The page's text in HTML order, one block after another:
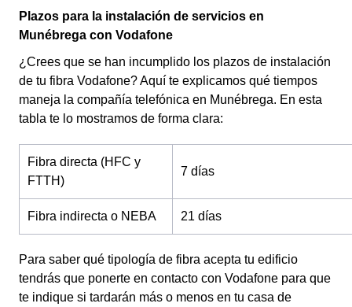
Plazos para la instalación de servicios en
Munébrega con Vodafone
¿Crees que se han incumplido los plazos de instalación
de tu fibra Vodafone? Aquí te explicamos qué tiempos
maneja la compañía telefónica en Munébrega. En esta
tabla te lo mostramos de forma clara:
Fibra directa (HFC y
FTTH)
7 días
Fibra indirecta o NEBA 21 días
Para saber qué tipología de fibra acepta tu edificio
tendrás que ponerte en contacto con Vodafone para que
te indique si tardarán más o menos en tu casa de